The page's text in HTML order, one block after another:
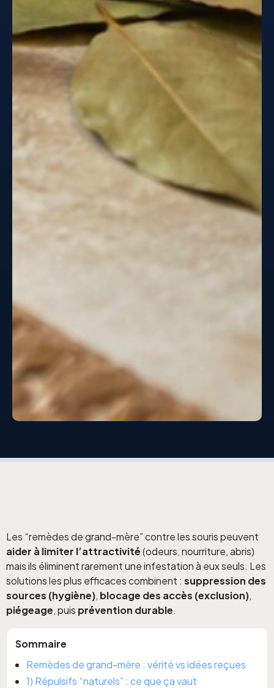
Les “remèdes de grand-mère” contre les souris peuvent
aider à limiter l’attractivité(odeurs, nourriture, abris)
mais ils éliminent rarement une infestation à eux seuls. Les
solutions les plus efficaces combinent : suppression des
sources (hygiène), blocage des accès (exclusion),
piégeage, puis prévention durable.
Sommaire
Remèdes de grand-mère : vérité vs idées reçues
1) Répulsifs “naturels” : ce que ça vaut